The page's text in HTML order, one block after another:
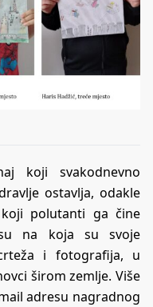
koji svakodnevno
ostavlja, odakle
polutanti ga čine
na koja su svoje
i fotografija, u
širom zemlje. Više
adresu nagradnog